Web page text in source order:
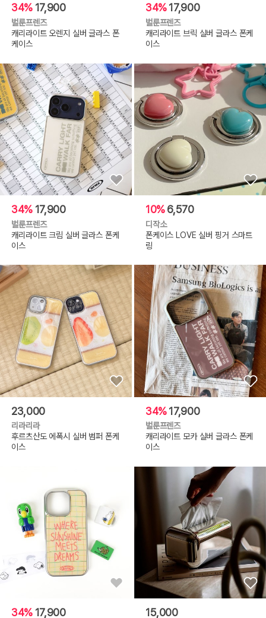
34% 17,900
벌룬프렌즈
캐리라이트 오렌지 실버 글라스 폰
케이스
34%17,900
벌룬프렌즈
캐리라이트 브릭 실버 글라스 폰케
이스
34% 17,900
벌룬프렌즈
캐리라이트 크림 실버 글라스 폰케
이스
10%6,570
디작소
폰케이스 LOVE 실버 핑거 스마트
링
23,000
리라리라
후르츠산도 에폭시 실버 범퍼 폰케
이스
34%17,900
벌룬프렌즈
캐리라이트 모카 실버 글라스 폰케
이스
34% 17,900 15,000